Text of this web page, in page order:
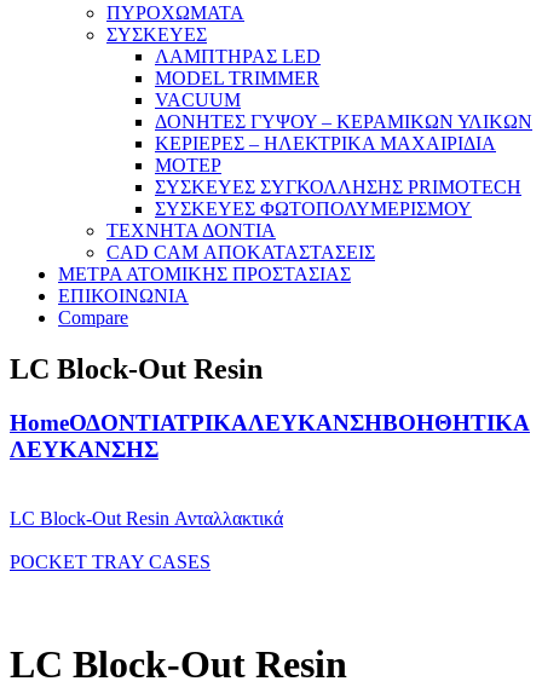
ΠΥΡΟΧΩΜΑΤΑ
ΣΥΣΚΕΥΕΣ
ΛΑΜΠΤΗΡΑΣ LED
MODEL TRIMMER
VACUUM
ΔΟΝΗΤΕΣ ΓΥΨΟΥ – ΚΕΡΑΜΙΚΩΝ ΥΛΙΚΩΝ
ΚΕΡΙΕΡΕΣ – ΗΛΕΚΤΡΙΚΑ ΜΑΧΑΙΡΙΔΙΑ
ΜΟΤΕΡ
ΣΥΣΚΕΥΕΣ ΣΥΓΚΟΛΛΗΣΗΣ PRIMOTECH
ΣΥΣΚΕΥΕΣ ΦΩΤΟΠΟΛΥΜΕΡΙΣΜΟΥ
ΤΕΧΝΗΤΑ ΔΟΝΤΙΑ
CAD CAM ΑΠΟΚΑΤΑΣΤΑΣΕΙΣ
ΜΕΤΡΑ ΑΤΟΜΙΚΗΣ ΠΡΟΣΤΑΣΙΑΣ
ΕΠΙΚΟΙΝΩΝΙΑ
Compare
LC Block-Out Resin
HomeΟΔΟΝΤΙΑΤΡΙΚΑΛΕΥΚΑΝΣΗΒΟΗΘΗΤΙΚΑ
ΛΕΥΚΑΝΣΗΣ
LC Block-Out Resin Ανταλλακτικά
POCKET TRAY CASES
LC Block-Out Resin